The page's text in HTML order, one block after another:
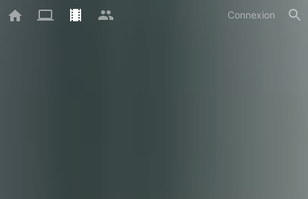
Connexion